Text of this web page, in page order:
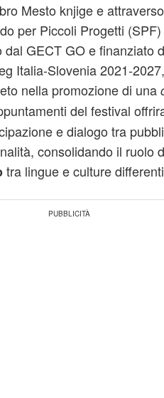
Mesto knjige e
per Piccoli Progetti
dal GECT GO e finanziato
Italia‑Slovenia
nella promozione di una
del festival
e dialogo tra
consolidando il ruolo
tra lingue e culture